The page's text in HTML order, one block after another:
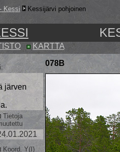
Kessi Kessijärvi pohjoinen
KARTTA
078B
järven
Tietoja
Koord. Y(I)